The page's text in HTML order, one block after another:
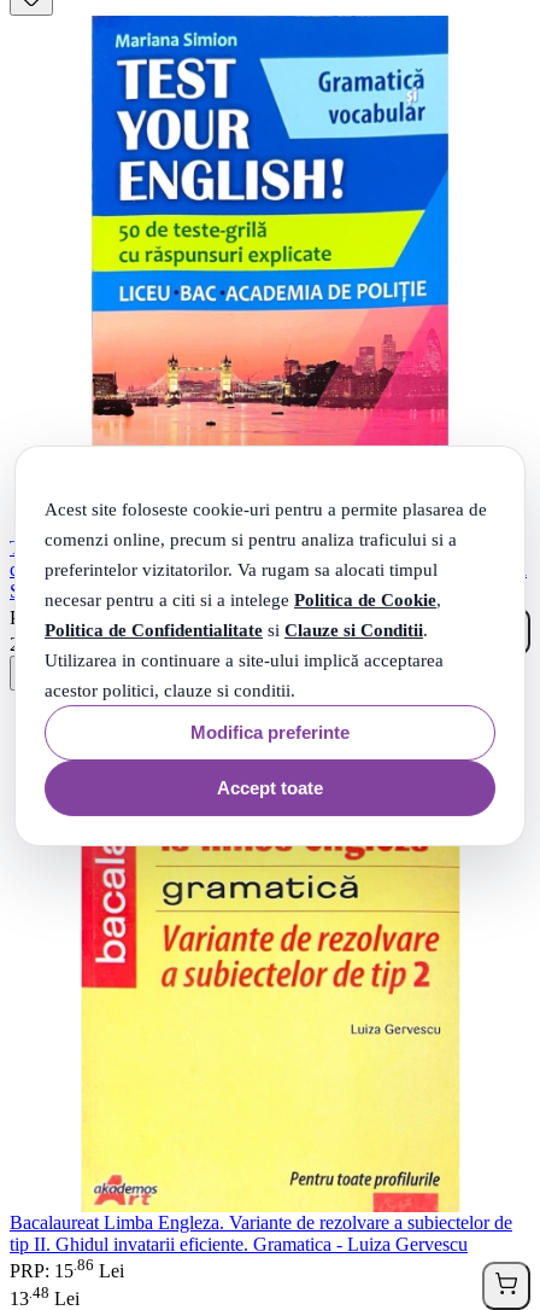
Acest site foloseste cookie-uri pentru a permite plasarea de
comenzi online, precum si pentru analiza traficului si a
preferintelor vizitatorilor. Va rugam sa alocati timpul
necesar pentru a citi si a intelege Politica de Cookie,
Politica de Confidentialitate si Clauze si Conditii.
Utilizarea in continuare a site-ului implică acceptarea
acestor politici, clauze si conditii.
Modifica preferinte
Accept toate
TEST YOUR ENGLISH! Gramatica si vocabular. 50 de teste grila
cu raspunsuri explicate. Liceu, BAC, Academia de Politie - Mariana
Simion
PRP: 30
00
21
43Lei
Bacalaureat Limba Engleza. Variante de rezolvare a subiectelor de
tip II. Ghidul invatarii eficiente. Gramatica - Luiza Gervescu
PRP: 15 86 Lei
13 48 Lei